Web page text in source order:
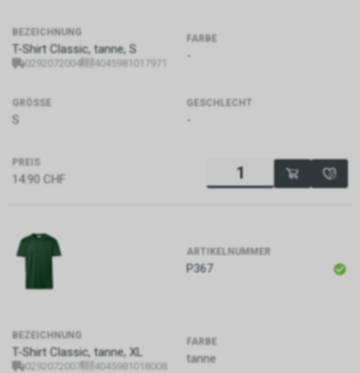
BEZEICHNUNG
T-Shirt Classic, tanne, S
0292072004 4045981017971
FARBE
-
GRÖSSE
S
GESCHLECHT
-
PREIS
14.90 CHF
ARTIKELNUMMER
P367
BEZEICHNUNG
T-Shirt Classic, tanne, XL
0292072007 4045981018008
FARBE
tanne
auf die Beschaffung von
Informationen durch Menschen